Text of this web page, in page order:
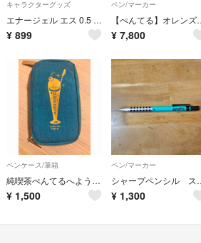
キャラクターグッズ
エナージェル エス 0.5 ボールペン 転生したらスライムだった件 シオン
¥ 899
ペン/マーカー
【ぺんてる】オレ
¥ 7,800
ペンケース/筆箱
純喫茶ぺんてるへようこそ。
¥ 1,500
ペン/マーカー
シャープペンシ
¥ 1,300